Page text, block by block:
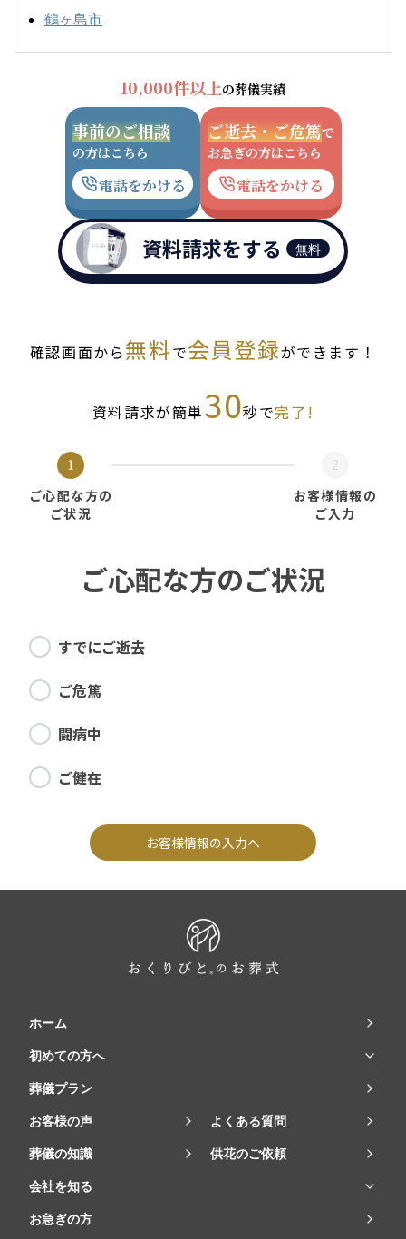
鶴ヶ島市
10,000件以上の葬儀実績
事前のご相談
の方はこちら
電話をかける
ご逝去・ご危篤で
お急ぎの方はこちら
電話をかける
資料請求をする 無料
確認画面から無料で会員登録ができます！
資料請求が簡単30秒で完了!
1
ご心配な方の
ご状況
2
お客様情報の
ご入力
ご心配な方のご状況
すでにご逝去
ご危篤
闘病中
ご健在
お客様情報の入力へ
ホーム
初めての方へ
葬儀プラン
お客様の声 よくある質問
葬儀の知識 供花のご依頼
会社を知る
お急ぎの方